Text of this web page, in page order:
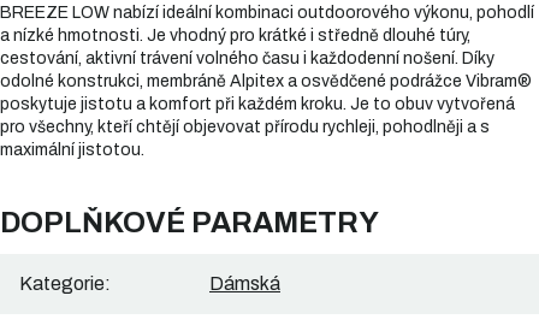
BREEZE LOW nabízí ideální kombinaci outdoorového výkonu, pohodlí
a nízké hmotnosti. Je vhodný pro krátké i středně dlouhé túry,
cestování, aktivní trávení volného času i každodenní nošení. Díky
odolné konstrukci, membráně Alpitex a osvědčené podrážce Vibram®
poskytuje jistotu a komfort při každém kroku. Je to obuv vytvořená
pro všechny, kteří chtějí objevovat přírodu rychleji, pohodlněji a s
maximální jistotou.
DOPLŇKOVÉ PARAMETRY
Kategorie: Dámská